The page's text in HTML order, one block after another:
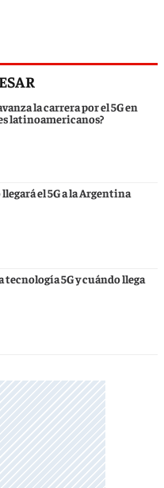
la carrera por el 5G en
latinoamericanos?
el 5G a la Argentina
tecnología 5G y cuándo llega